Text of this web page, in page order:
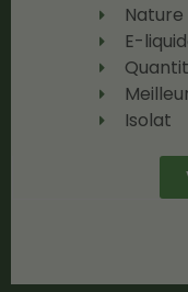
Nature
E-
Isolat